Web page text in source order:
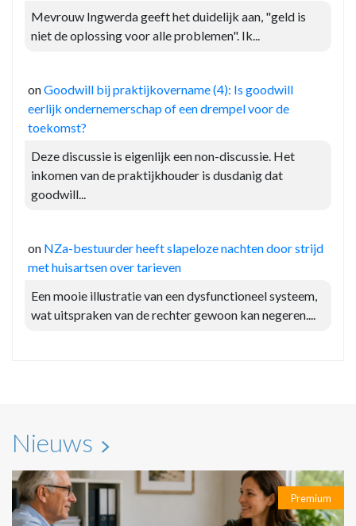
Mevrouw Ingwerda geeft het duidelijk aan, "geld is
niet de oplossing voor alle problemen". Ik...
onGoodwill bij praktijkovername (4): Is goodwill
eerlijk ondernemerschap of een drempel voor de
toekomst?
Deze discussie is eigenlijk een non-discussie. Het
inkomen van de praktijkhouder is dusdanig dat
goodwill...
on NZa-bestuurder heeft slapeloze nachten door strijd
met huisartsen over tarieven
Een mooie illustratie van een dysfunctioneel systeem,
wat uitspraken van de rechter gewoon kan negeren....
Nieuws
Premium